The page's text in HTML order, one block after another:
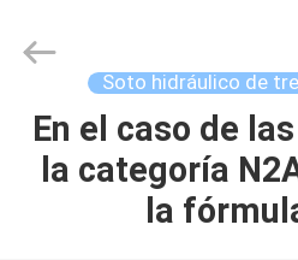
HOGAR
PRODUCTOS
Rubber
Technology
Soto hidráulico de
En el caso de
la categoría
la